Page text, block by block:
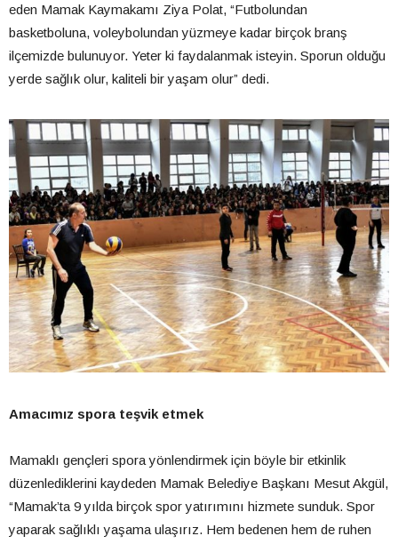
eden Mamak Kaymakamı Ziya Polat, “Futbolundan
basketboluna, voleybolundan yüzmeye kadar birçok branş
ilçemizde bulunuyor. Yeter ki faydalanmak isteyin. Sporun olduğu
yerde sağlık olur, kaliteli bir yaşam olur” dedi.
Amacımız spora teşvik etmek
Mamaklı gençleri spora yönlendirmek için böyle bir etkinlik
düzenlediklerini kaydeden Mamak Belediye Başkanı Mesut Akgül,
“Mamak’ta 9 yılda birçok spor yatırımını hizmete sunduk. Spor
yaparak sağlıklı yaşama ulaşırız. Hem bedenen hem de ruhen